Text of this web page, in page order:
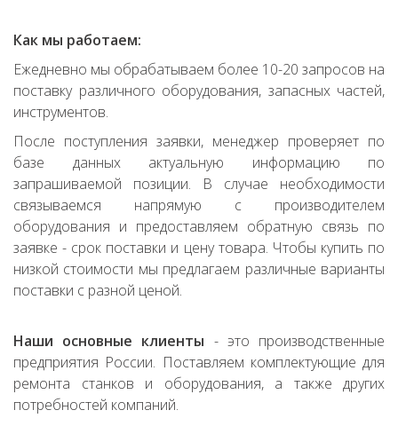
Как мы работаем:
Ежедневно мы обрабатываем более 10-20 запросов на
поставку различного оборудования, запасных частей,
инструментов.
После поступления заявки, менеджер проверяет по
базе данных актуальную информацию по
запрашиваемой позиции. В случае необходимости
связываемся напрямую с производителем
оборудования и предоставляем обратную связь по
заявке - срок поставки и цену товара. Чтобы купить по
низкой стоимости мы предлагаем различные варианты
поставки с разной ценой.
Наши основные клиенты - это производственные
предприятия России. Поставляем комплектующие для
ремонта станков и оборудования, а также других
потребностей компаний.